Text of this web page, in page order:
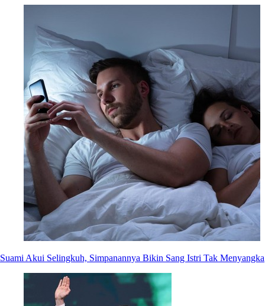
Suami Akui Selingkuh, Simpanannya Bikin Sang Istri Tak Menyangka